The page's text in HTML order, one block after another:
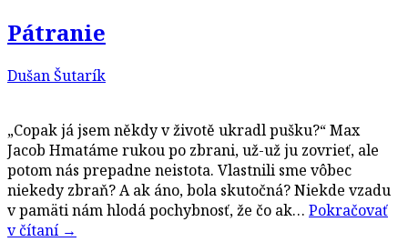
Pátranie
Dušan Šutarík
„Copak já jsem někdy v životě ukradl pušku?“ Max
Jacob Hmatáme rukou po zbrani, už-už ju zovrieť, ale
potom nás prepadne neistota. Vlastnili sme vôbec
niekedy zbraň? A ak áno, bola skutočná? Niekde vzadu
v pamäti nám hlodá pochybnosť, že čo ak… Pokračovať
v čítaní →